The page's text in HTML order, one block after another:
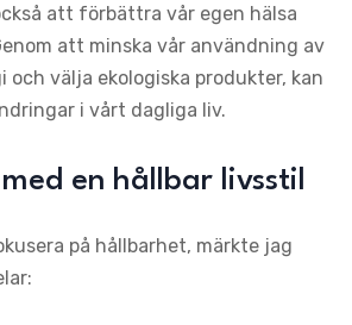
att förbättra vår egen hälsa
att minska vår användning av
och välja ekologiska produkter, kan
i vårt dagliga liv.
en hållbar livsstil
på hållbarhet, märkte jag